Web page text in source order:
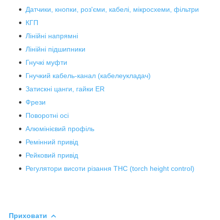
Датчики, кнопки, роз'єми, кабелі, мікросхеми, фільтри
КГП
Лінійні напрямні
Лінійні підшипники
Гнучкі муфти
Гнучкий кабель-канал (кабелеукладач)
Затискні цанги, гайки ER
Фрези
Поворотні осі
Алюмінієвий профіль
Ремінний привід
Рейковий привід
Регулятори висоти різання THC (torch height control)
Приховати